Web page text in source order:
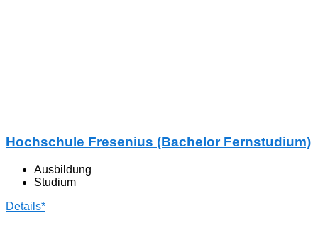
Hochschule Fresenius (Bachelor Fernstudium)
Ausbildung
Studium
Details*